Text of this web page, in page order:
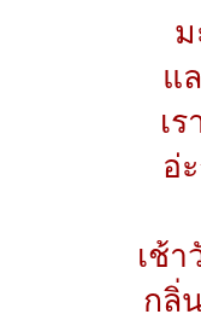
แ
เ
อ่
เช้
กลิ่